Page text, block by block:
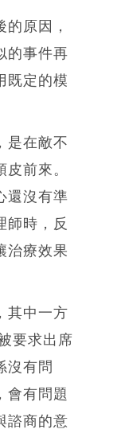
原因，
的事件再
既定的模
是在敵不
前來。
還沒有準
師時，反
治療效果
其中一方
要求出席
沒有問
會有問題
諮商的意